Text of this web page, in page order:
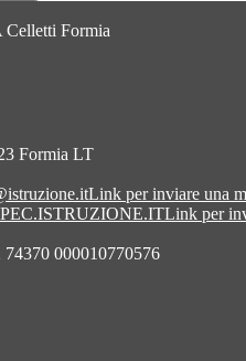
Celletti Formia
Formia LT
Link per inviare una
Link per
000010770576